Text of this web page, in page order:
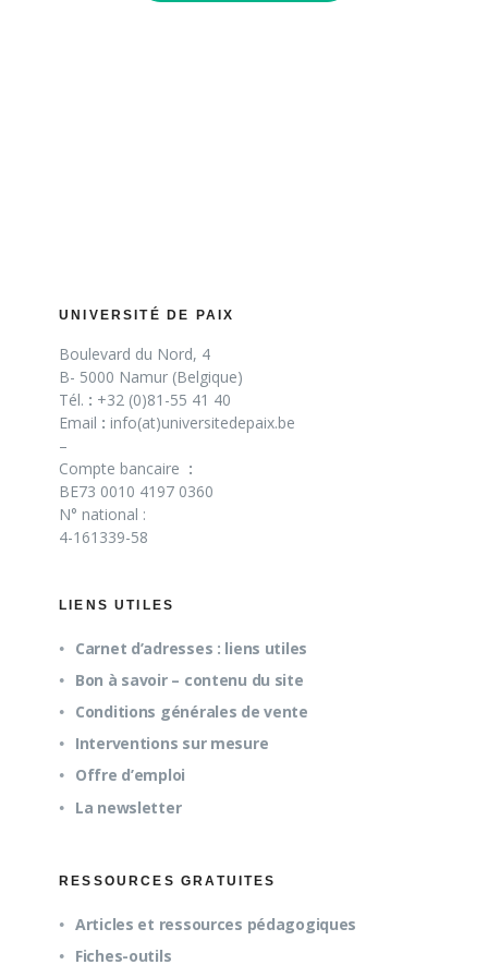
UNIVERSITÉ DE PAIX
Boulevard du Nord, 4
B- 5000 Namur (Belgique)
Tél. : +32 (0)81-55 41 40
Email : info(at)universitedepaix.be
–
Compte bancaire :
BE73 0010 4197 0360
N° national :
4-161339-58
LIENS UTILES
Carnet d’adresses : liens utiles
Bon à savoir – contenu du site
Conditions générales de vente
Interventions sur mesure
Offre d’emploi
La newsletter
RESSOURCES GRATUITES
Articles et ressources pédagogiques
Fiches-outils